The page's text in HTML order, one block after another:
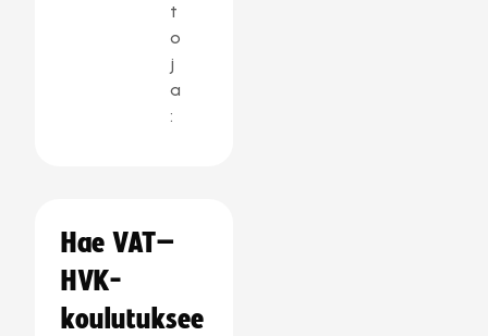
t
o
j
a
:
Hae VAT–
HVK-
koulutuksee